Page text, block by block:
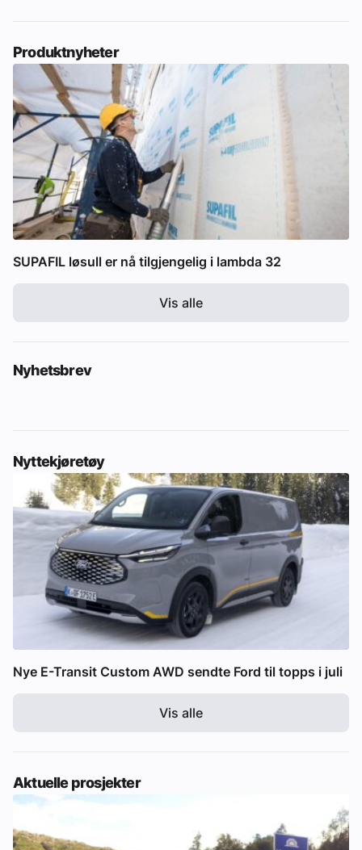
Produktnyheter
SUPAFIL løsull er nå tilgjengelig i lambda 32
Vis alle
Nyhetsbrev
Nyttekjøretøy
Nye E-Transit Custom AWD sendte Ford til topps i juli
Vis alle
Aktuelle prosjekter